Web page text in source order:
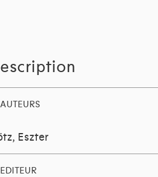
AUTEURS
Eszter
EDITEUR